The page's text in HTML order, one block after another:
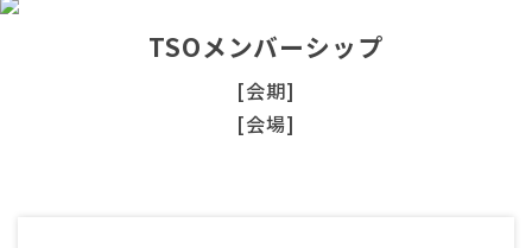
TSOメンバーシップ
[会期]
[会場]